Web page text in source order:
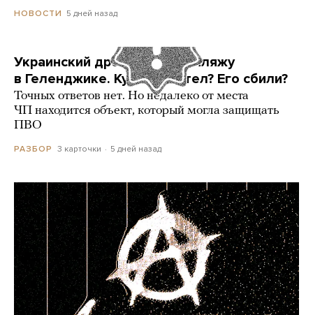
НОВОСТИ 5 дней назад
Украинский дрон попал по пляжу
в Геленджике. Куда он летел? Его сбили?
Точных ответов нет. Но недалеко от места
ЧП находится объект, который могла защищать
ПВО
РАЗБОР 3 карточки 5 дней назад